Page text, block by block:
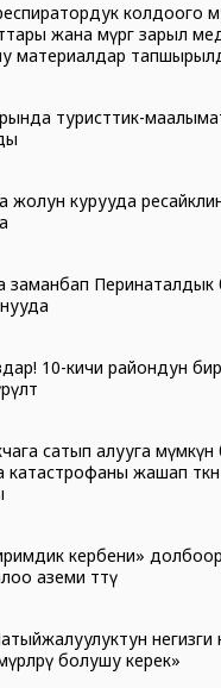
респиратордук колдоого
жана өмүргө зарыл
материалдар
туристтик-
жолун курууда
Перинаталдык
10-кичи райондун бир
сатып алууга
жашап
кербени»
аземи өттү
негизги
болушу керек»